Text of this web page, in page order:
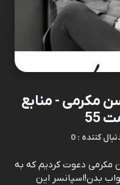
مکرمی - منابع
55
: دنبال کننده
مکرمی دعوت کردیم که به
بدن!اسپانسر‌ این